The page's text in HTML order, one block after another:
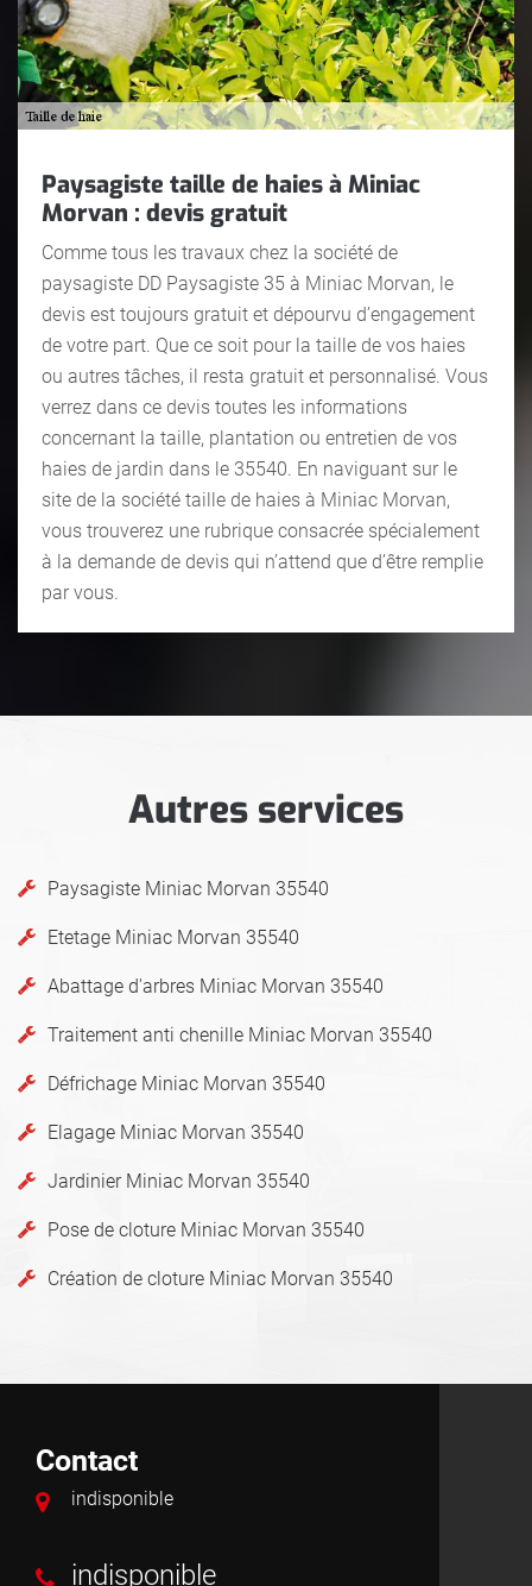
Paysagiste taille de haies à Miniac
Morvan : devis gratuit
Comme tous les travaux chez la société de
paysagiste DD Paysagiste 35 à Miniac Morvan, le
devis est toujours gratuit et dépourvu d’engagement
de votre part. Que ce soit pour la taille de vos haies
ou autres tâches, il resta gratuit et personnalisé. Vous
verrez dans ce devis toutes les informations
concernant la taille, plantation ou entretien de vos
haies de jardin dans le 35540. En naviguant sur le
site de la société taille de haies à Miniac Morvan,
vous trouverez une rubrique consacrée spécialement
à la demande de devis qui n’attend que d’être remplie
par vous.
Autres services
Paysagiste Miniac Morvan 35540
Etetage Miniac Morvan 35540
Abattage d'arbres Miniac Morvan 35540
Traitement anti chenille Miniac Morvan 35540
Défrichage Miniac Morvan 35540
Elagage Miniac Morvan 35540
Jardinier Miniac Morvan 35540
Pose de cloture Miniac Morvan 35540
Création de cloture Miniac Morvan 35540
Contact
indisponible
indisponible